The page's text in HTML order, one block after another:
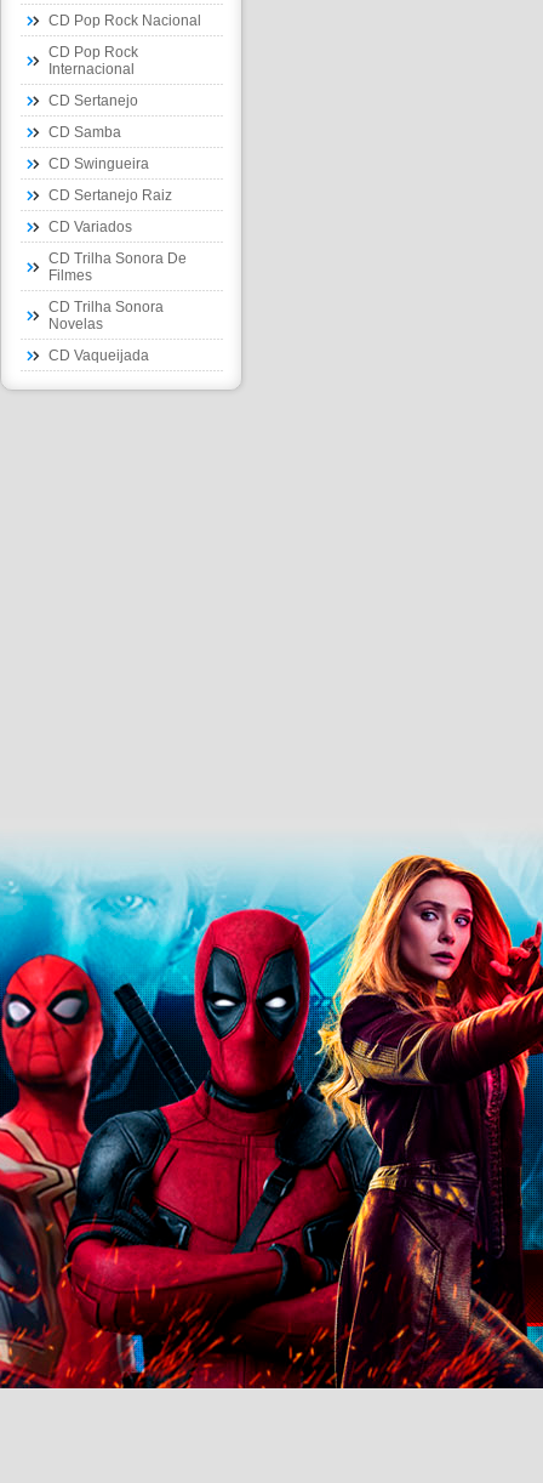
CD Pop Rock Nacional
CD Pop Rock
Internacional
CD Sertanejo
CD Samba
CD Swingueira
CD Sertanejo Raiz
CD Variados
CD Trilha Sonora De
Filmes
CD Trilha Sonora
Novelas
CD Vaqueijada